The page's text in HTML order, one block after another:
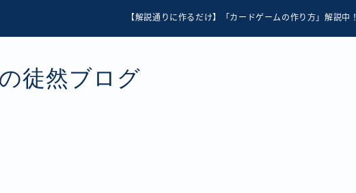
【解説通りに作るだけ】「カードゲームの作り方」解説中！
徒然ブログ